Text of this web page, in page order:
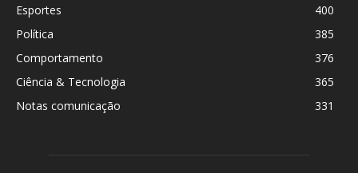
Esportes
400
Política
385
Comportamento
376
Ciência & Tecnologia
365
Notas comunicação
331